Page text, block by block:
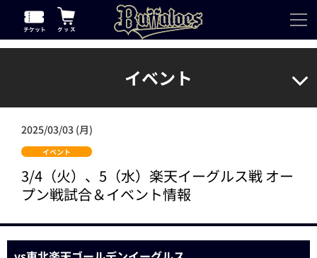
イベント
2025/03/03 (月)
イベント
3/4（火）、5（水）楽天イーグルス戦 オー
プン戦試合＆イベント情報